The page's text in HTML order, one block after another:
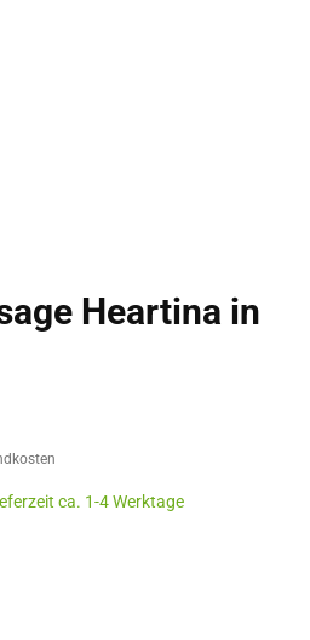
Heartina in
ca. 1-4 Werktage